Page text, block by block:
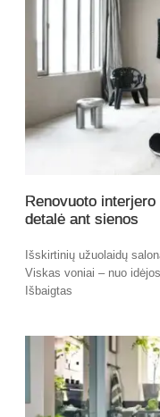
Renovuoto
detalė ant sienos
Išskirtinių užuolaidų
Viskas voniai – nuo
Išbaigtas